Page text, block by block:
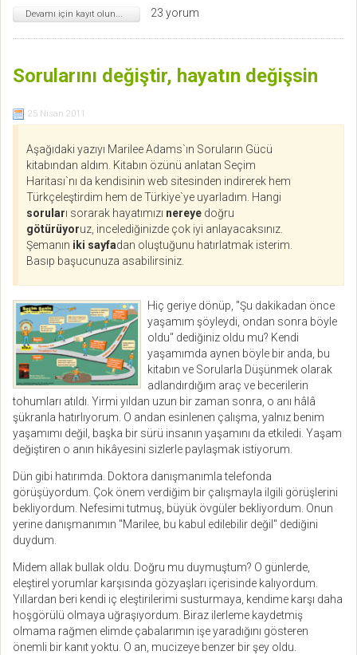
Devamı için kayıt olun... 23 yorum
Sorularını değiştir, hayatın değişsin
25 Nisan 2011
Aşağıdaki yazıyı Marilee Adams`ın Soruların Gücü
kitabından aldım. Kitabın özünü anlatan Seçim
Haritası`nı da kendisinin web sitesinden indirerek hem
Türkçeleştirdim hem de Türkiye`ye uyarladım. Hangi
soruları sorarak hayatımızı nereye doğru
götürüyoruz, incelediğinizde çok iyi anlayacaksınız.
Şemanın iki sayfadan oluştuğunu hatırlatmak isterim.
Basıp başucunuza asabilirsiniz.
Hiç geriye dönüp, "Şu dakikadan önce
yaşamım şöyleydi, ondan sonra böyle
oldu" dediğiniz oldu mu? Kendi
yaşamımda aynen böyle bir anda, bu
kitabın ve Sorularla Düşünmek olarak
adlandırdığım araç ve becerilerin
tohumları atıldı. Yirmi yıldan uzun bir zaman sonra, o anı hâlâ
şükranla hatırlıyorum. O andan esinlenen çalışma, yalnız benim
yaşamımı değil, başka bir sürü insanın yaşamını da etkiledi. Yaşam
değiştiren o anın hikâyesini sizlerle paylaşmak istiyorum.
Dün gibi hatırımda. Doktora danışmanımla telefonda
görüşüyordum. Çok önem verdiğim bir çalışmayla ilgili görüşlerini
bekliyordum. Nefesimi tutmuş, büyük övgüler bekliyordum. Onun
yerine danışmanımın "Marilee, bu kabul edilebilir değil" dediğini
duydum.
Midem allak bullak oldu. Doğru mu duymuştum? O günlerde,
eleştirel yorumlar karşısında gözyaşları içerisinde kalıyordum.
Yıllardan beri kendi iç eleştirilerimi susturmaya, kendime karşı daha
hoşgörülü olmaya uğraşıyordum. Biraz ilerleme kaydetmiş
olmama rağmen elimde çabalarımın işe yaradığını gösteren
önemli bir kanıt yoktu. O an, mucizeye benzer bir şey oldu.